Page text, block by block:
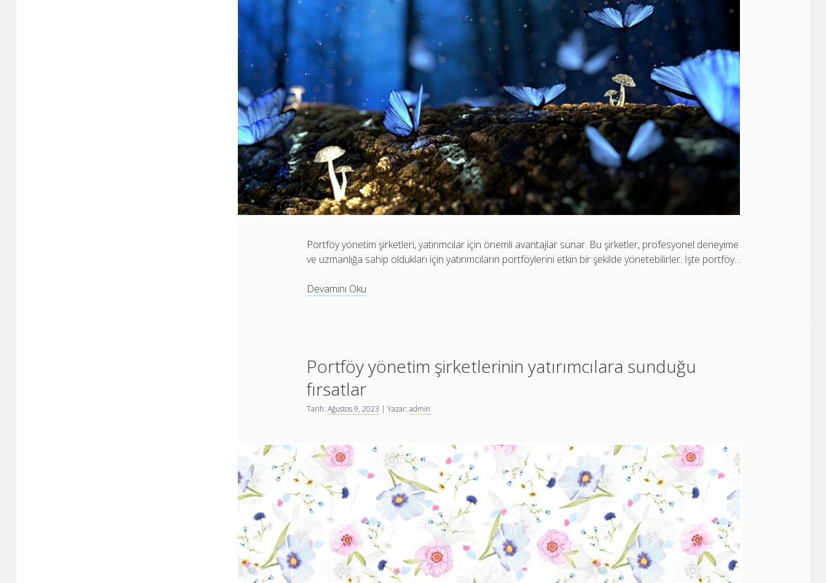
Portföy yönetim şirketleri, yatırımcılar için önemli avantajlar sunar. Bu şirketler, profesyonel deneyime
ve uzmanlığa sahip oldukları için yatırımcıların portföylerini etkin bir şekilde yönetebilirler. İşte portföy…
Devamını Oku
yapmanın
avantajları
nelerdir?
Portföy yönetim şirketlerinin yatırımcılara sunduğu
fırsatlar
Tarih:Ağustos 9, 2023 | Yazar:admin